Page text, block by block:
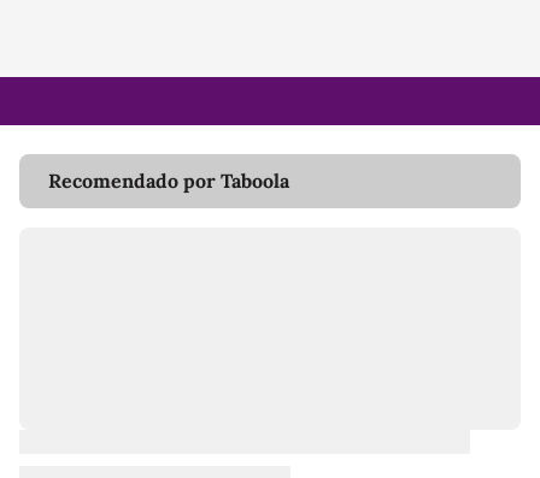
Recomendado por Taboola